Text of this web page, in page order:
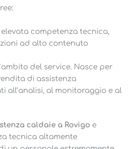
competenza tecnica,
ad alto contenuto
del service. Nasce per
di assistenza
all’analisi, al monitoraggio e al
caldaie a Rovigo e
tecnica altamente